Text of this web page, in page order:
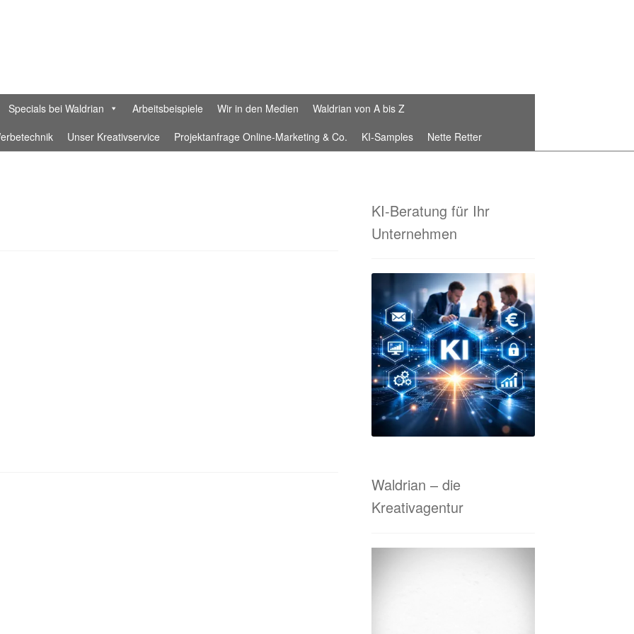
Specials bei Waldrian Arbeitsbeispiele Wir in den Medien
Waldrian von A bis Z
Unser Kreativservice Projektanfrage Online-Marketing & Co. KI-Samples Nette Retter
Ein Fahnenband aus feiner Hand – Gestickte Fahnenbänder von Waldrian®
Interessante Rabatte für Eure Sammelbestellungen!
für Unternehmen
gestaltet mit Deinem Namen, Monogramm oder Logo Projektanfrage Online-Marketing & Co.
Waldrian von A bis ZWaldrian-Siebdruck
KI-Beratung für Ihr
Unternehmen
Waldrian – die
Kreativagentur